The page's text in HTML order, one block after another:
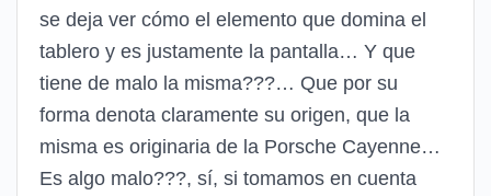
se deja ver cómo el elemento que domina el
tablero y es justamente la pantalla… Y que
tiene de malo la misma???… Que por su
forma denota claramente su origen, que la
misma es originaria de la Porsche Cayenne…
Es algo malo???, sí, si tomamos en cuenta